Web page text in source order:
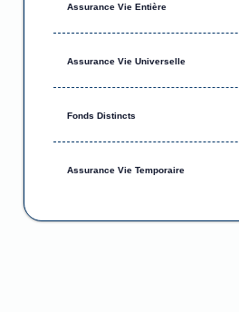
Assurance Vie Entière
Assurance Vie Universelle
Fonds Distincts
Assurance Vie Temporaire